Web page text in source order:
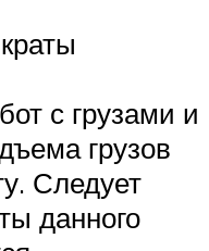
с грузами и
грузов
Следует
данного